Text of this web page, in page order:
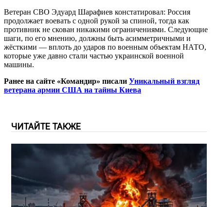
Ветеран СВО Эдуард Шарафиев констатировал: Россия
продолжает воевать с одной рукой за спиной, тогда как
противник не скован никакими ограничениями. Следующие
шаги, по его мнению, должны быть асимметричными и
жёсткими — вплоть до ударов по военным объектам НАТО,
которые уже давно стали частью украинской военной
машины.
Ранее на сайте «Командир» писали Уникальный взгляд
ветерана армии США на тайны Киева
ЧИТАЙТЕ ТАКЖЕ